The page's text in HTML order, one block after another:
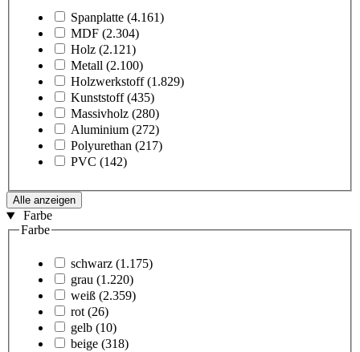
Spanplatte (4.161)
MDF (2.304)
Holz (2.121)
Metall (2.100)
Holzwerkstoff (1.829)
Kunststoff (435)
Massivholz (280)
Aluminium (272)
Polyurethan (217)
PVC (142)
Alle anzeigen
Farbe
Farbe
schwarz (1.175)
grau (1.220)
weiß (2.359)
rot (26)
gelb (10)
beige (318)